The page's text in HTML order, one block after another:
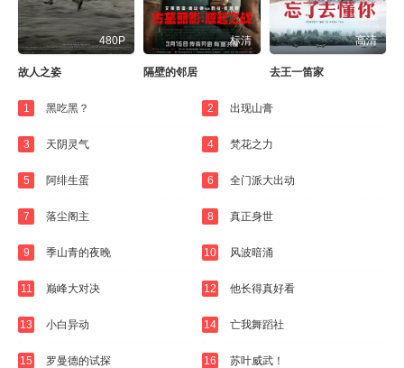
480P
故人之姿
标清
隔壁的邻居
高清
去王一笛家
1 黑吃黑？ 2 出现山膏
3 天阴灵气 4 梵花之力
5 阿绯生蛋 6 全门派大出动
7 落尘阁主 8 真正身世
9 季山青的夜晚 10 风波暗涌
11 巅峰大对决 12 他长得真好看
13 小白异动 14 亡我舞蹈社
15 罗曼德的试探 16 苏叶威武！